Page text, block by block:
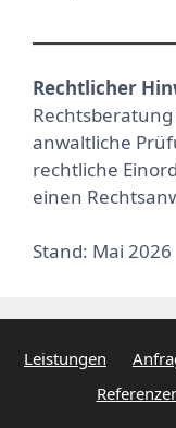
Rechtlicher
anwaltliche
rechtliche
einen
Stand: Mai 2026
Leistungen